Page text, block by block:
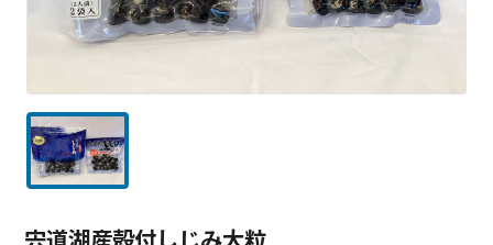
宍道湖産殻付しじみ大粒